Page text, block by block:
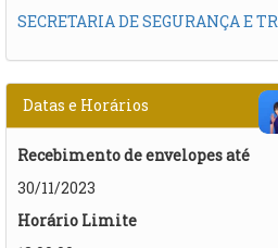
SECRETARIA DE SEGURANÇA E
Datas e Horários
Recebimento de envelopes até
30/11/2023
Horário Limite